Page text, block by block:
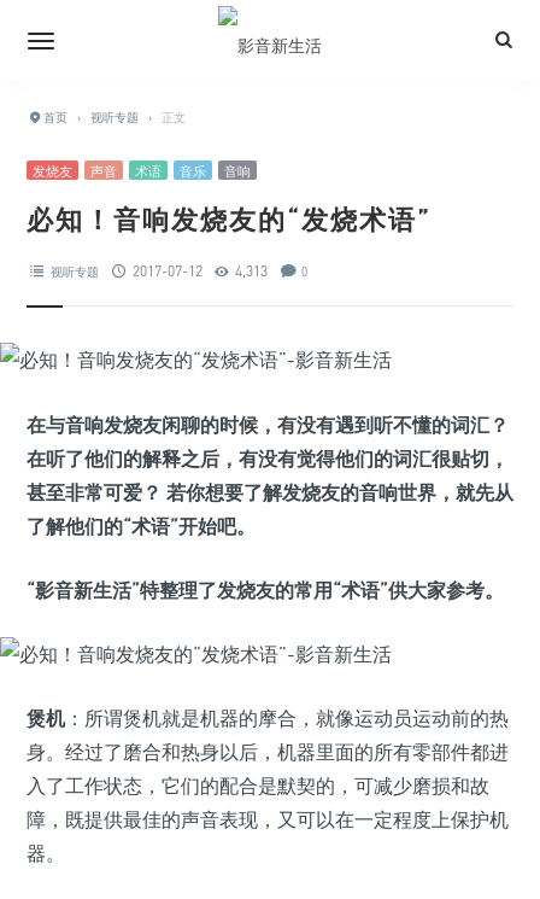
首页 › 视听专题 › 正文
发烧友 声音 术语 音乐 音响
必知！音响发烧友的“发烧术语”
视听专题 2017-07-12 4,313 0
在与音响发烧友闲聊的时候，有没有遇到听不懂的词汇？
在听了他们的解释之后，有没有觉得他们的词汇很贴切，
甚至非常可爱？ 若你想要了解发烧友的音响世界，就先从
了解他们的“术语”开始吧。
“影音新生活”特整理了发烧友的常用“术语”供大家参考。
煲机：所谓煲机就是机器的摩合，就像运动员运动前的热
身。经过了磨合和热身以后，机器里面的所有零部件都进
入了工作状态，它们的配合是默契的，可减少磨损和故
障，既提供最佳的声音表现，又可以在一定程度上保护机
器。